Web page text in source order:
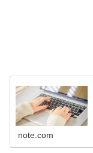
note.com